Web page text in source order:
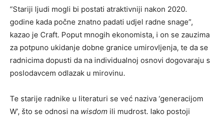
“Stariji ljudi mogli bi postati atraktivniji nakon 2020.
godine kada počne znatno padati udjel radne snage”,
kazao je Craft. Poput mnogih ekonomista, i on se zauzima
za potpuno ukidanje dobne granice umirovljenja, te da se
radnicima dopusti da na individualnoj osnovi dogovaraju s
poslodavcem odlazak u mirovinu.
Te starije radnike u literaturi se već naziva ‘generacijom
W’, što se odnosi na wisdom ili mudrost. Iako postoji